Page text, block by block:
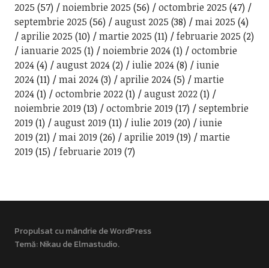
2025 (57) noiembrie 2025 (56) octombrie 2025 (47)
septembrie 2025 (56) august 2025 (38) mai 2025 (4)
aprilie 2025 (10) martie 2025 (11) februarie 2025 (2)
ianuarie 2025 (1) noiembrie 2024(1)
octombrie
2024(4) august 2024(2) iulie 2024(8)
iunie
2024(11) mai 2024(3) aprilie 2024(5)
martie
2024(1) octombrie 2022(1) august 2022(1)
noiembrie 2019 (13) octombrie 2019 (17)
septembrie
2019 (1) august 2019 (11) iulie 2019 (20)
iunie
2019 (21) mai 2019 (26) aprilie 2019 (19)
martie
2019 (15) februarie 2019 (7)
Propulsat cu mândrie de WordPress
Temă: Nikau deElmastudio.